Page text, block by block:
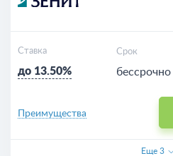
Ставка
до 13.50%
Срок
бессрочно
Преимущества
Еще 3